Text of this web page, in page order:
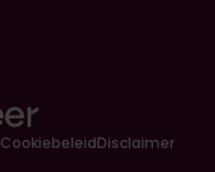
CookiebeleidDisclaimer